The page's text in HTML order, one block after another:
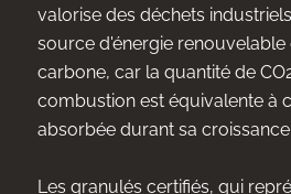
valorise des déchets
source d'énergie renouvelable
carbone, car la quantité de
combustion est équivalente à
absorbée durant sa croissance.
Les granulés certifiés, qui